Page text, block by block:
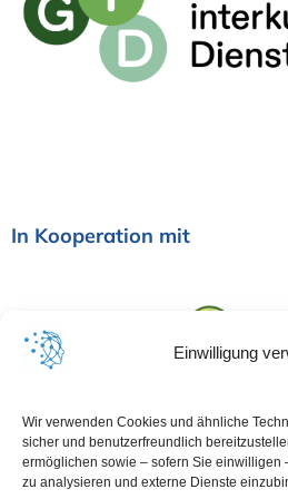
Einwilligung
Wir verwenden Cookies und ähnliche
sicher und benutzerfreundlich
ermöglichen sowie – sofern Sie einwilligen
zu analysieren und externe Dienste
i
In Kooperation mit